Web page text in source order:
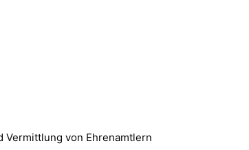
Ver­mitt­lung von Ehrenamtlern